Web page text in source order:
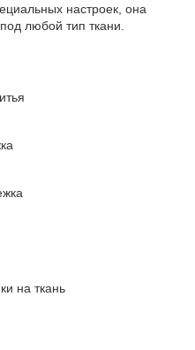
настроек, она
любой тип ткани.
на ткань